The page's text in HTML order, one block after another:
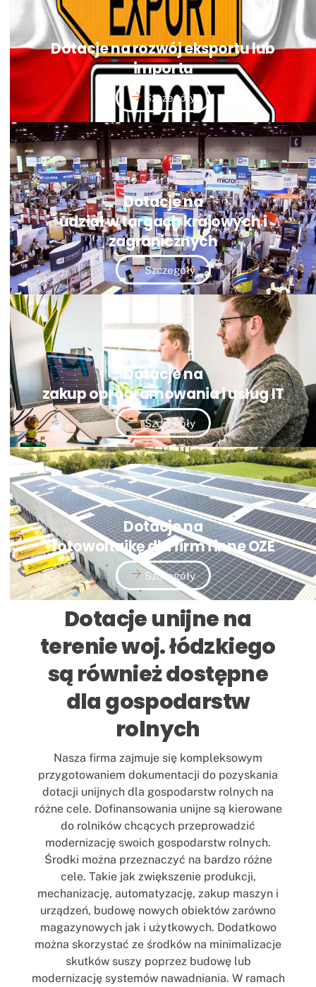
Dotacje na rozwój eksportu lub
importu
Szczegóły
Dotacje na
udział w targach krajowych i
zagranicznych
Szczegóły
Dotacje na
zakup oprogramowania i usług IT
Szczegóły
Dotacje na
fotowoltaikę dla firm i inne OZE
Szczegóły
Dotacje unijne na
terenie woj. łódzkiego
są również dostępne
dla gospodarstw
rolnych
Nasza firma zajmuje się kompleksowym
przygotowaniem dokumentacji do pozyskania
dotacji unijnych dla gospodarstw rolnych na
różne cele. Dofinansowania unijne są kierowane
do rolników chcących przeprowadzić
modernizację swoich gospodarstw rolnych.
Środki można przeznaczyć na bardzo różne
cele. Takie jak zwiększenie produkcji,
mechanizację, automatyzację, zakup maszyn i
urządzeń, budowę nowych obiektów zarówno
magazynowych jak i użytkowych. Dodatkowo
można skorzystać ze środków na minimalizacje
skutków suszy poprzez budowę lub
modernizację systemów nawadniania. W ramach